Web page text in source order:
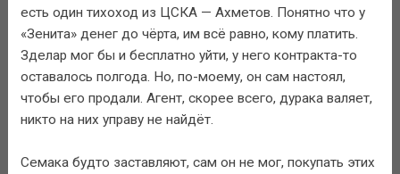
есть один тихоход из ЦСКА — Ахметов. Понятно что у
«Зенита» денег до чёрта, им всё равно, кому платить.
Зделар мог бы и бесплатно уйти, у него контракта-то
оставалось полгода. Но, по-моему, он сам настоял,
чтобы его продали. Агент, скорее всего, дурака валяет,
никто на них управу не найдёт.
Семака будто заставляют, сам он не мог, покупать этих